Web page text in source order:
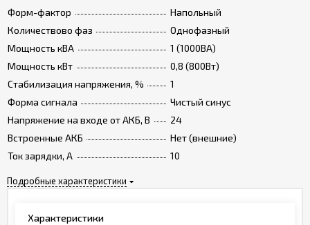
Форм-фактор
Напольный
Количествово фаз
Однофазный
Мощность кВА
1 (1000ВА)
Мощность кВт
0,8 (800Вт)
Стабилизация напряжения, %
1
Форма сигнала
Чистый синус
Напряжение на входе от АКБ, В
24
Встроенные АКБ
Нет (внешние)
Ток зарядки, А
10
Подробные характеристики
Характеристики